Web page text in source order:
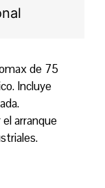
de 75
Incluye
arranque